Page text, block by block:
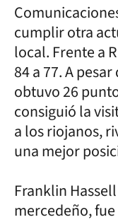
cumplir otra
local. Frente a
84 a 77. A
obtuvo 26
consiguió la
a los riojanos,
una mejor
Franklin
mercedeño,